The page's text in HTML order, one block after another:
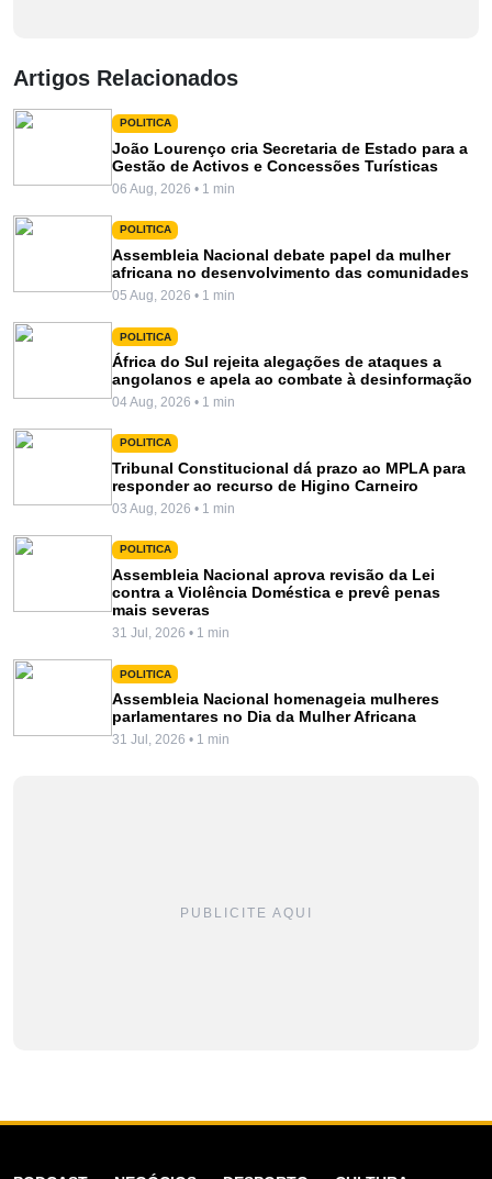
Artigos Relacionados
POLITICA
João Lourenço cria Secretaria de Estado para a
Gestão de Activos e Concessões Turísticas
06 Aug, 2026 • 1 min
POLITICA
Assembleia Nacional debate papel da mulher
africana no desenvolvimento das comunidades
05 Aug, 2026 • 1 min
POLITICA
África do Sul rejeita alegações de ataques a
angolanos e apela ao combate à desinformação
04 Aug, 2026 • 1 min
POLITICA
Tribunal Constitucional dá prazo ao MPLA para
responder ao recurso de Higino Carneiro
03 Aug, 2026 • 1 min
POLITICA
Assembleia Nacional aprova revisão da Lei
contra a Violência Doméstica e prevê penas
mais severas
31 Jul, 2026 • 1 min
POLITICA
Assembleia Nacional homenageia mulheres
parlamentares no Dia da Mulher Africana
31 Jul, 2026 • 1 min
PUBLICITE AQUI